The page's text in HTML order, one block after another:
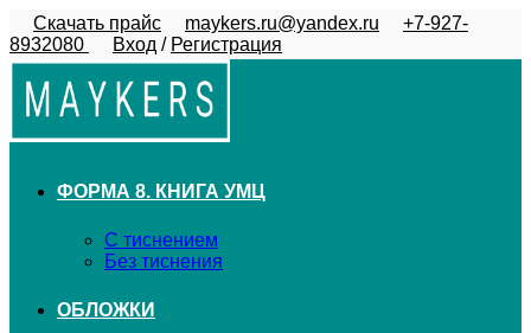
Перейти
к
содержимому
Скачать прайс maykers.ru@yandex.ru
+7-927-
8932080
Вход / Регистрация
ФОРМА 8. КНИГА УМЦ
С тиснением
Без тиснения
ОБЛОЖКИ